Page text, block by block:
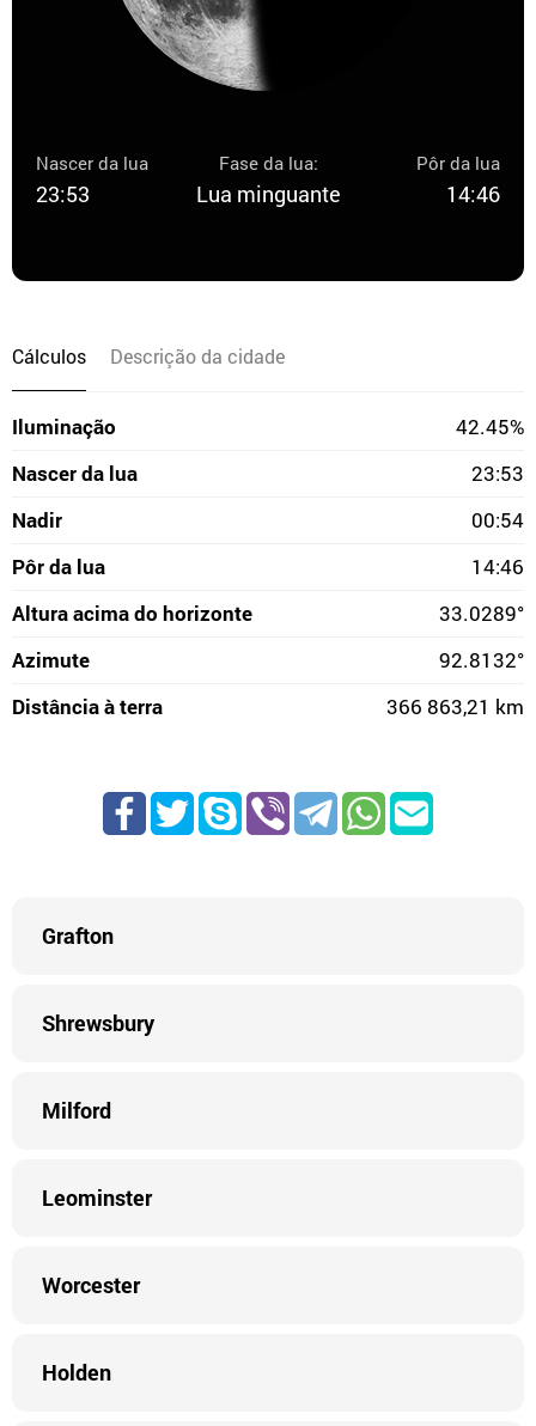
Nascer da lua
23:53
Fase da lua:
Lua minguante
Pôr da lua
14:46
Cálculos Descrição da cidade
Iluminação
42.45%
Nascer da lua
23:53
Nadir
00:54
Pôr da lua
14:46
Altura acima do horizonte
33.0289°
Azimute
92.8132°
Distância à terra
366 863,21 km
Grafton
Shrewsbury
Milford
Leominster
Worcester
Holden